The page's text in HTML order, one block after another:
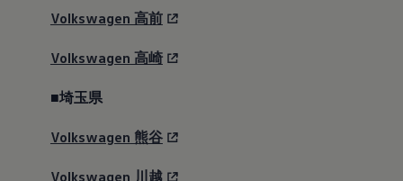
Volkswagen 高前
Volkswagen 高崎
■埼玉県
Volkswagen 熊谷
Volkswagen 川越